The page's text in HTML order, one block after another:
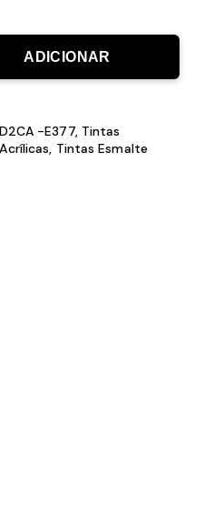
ADICIONAR
-E377, Tintas
, Tintas Esmalte